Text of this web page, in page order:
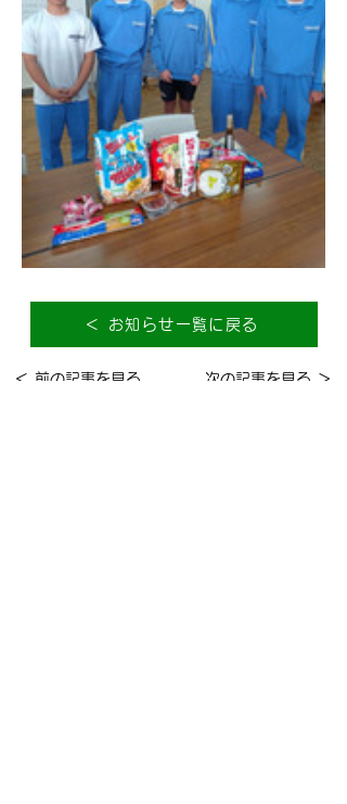
＜ お知らせ一覧に戻る
＜ 前の記事を見る 次の記事を見る ＞